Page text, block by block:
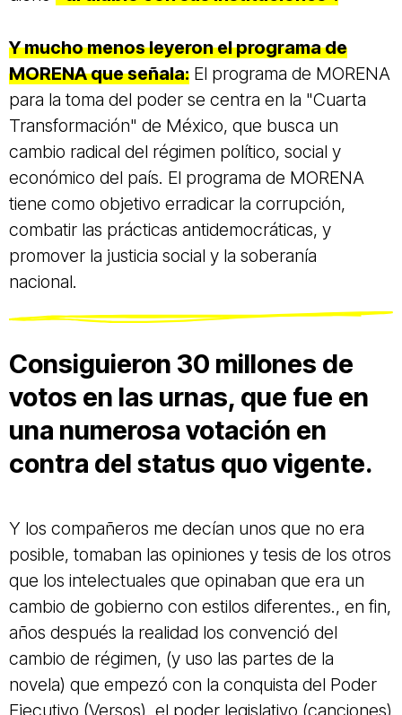
Y mucho menos leyeron el programa de
MORENA que señala: El programa de MORENA
para la toma del poder se centra en la "Cuarta
Transformación" de México, que busca un
cambio radical del régimen político, social y
económico del país. El programa de MORENA
tiene como objetivo erradicar la corrupción,
combatir las prácticas antidemocráticas, y
promover la justicia social y la soberanía
nacional.
Consiguieron 30 millones de
votos en las urnas, que fue en
una numerosa votación en
contra del status quo vigente.
Y los compañeros me decían unos que no era
posible, tomaban las opiniones y tesis de los otros
que los intelectuales que opinaban que era un
cambio de gobierno con estilos diferentes., en fin,
años después la realidad los convenció del
cambio de régimen, (y uso las partes de la
novela) que empezó con la conquista del Poder
Ejecutivo (Versos), el poder legislativo (canciones)